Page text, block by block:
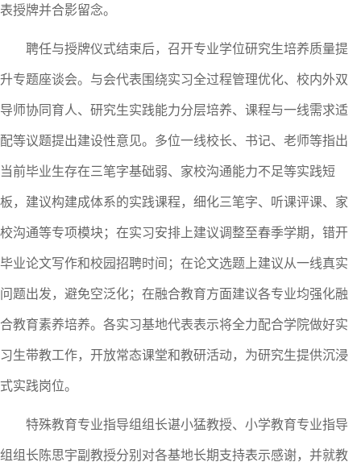
表授牌并合影留念。
聘任与授牌仪式结束后，召开专业学位研究生培养质量提
升专题座谈会。与会代表围绕实习全过程管理优化、校内外双
导师协同育人、研究生实践能力分层培养、课程与一线需求适
配等议题提出建设性意见。多位一线校长、 书记、老师等指出
当前毕业生存在三笔字基础弱、家校沟通能力不足等实践短
板，建议构建成体系的实践课程，细化三笔字、听课评课、家
校沟通等专项模块；在实习安排上建议调整至春季学期，错开
毕业论文写作和校园招聘时间；在论文选题上建议从一线真实
问题出发，避免空泛化；在融合教育方面建议各专业均强化融
合教育素养培养。各实习基地代表表示将全力配合学院做好实
习生带教工作，开放常态课堂和教研活动，为研究生提供沉浸
式实践岗位。
特殊教育专业指导组组长谌小猛教授、小学教育专业指导
组组长陈思宇副教授分别对各基地长期支持表示感谢，并就教